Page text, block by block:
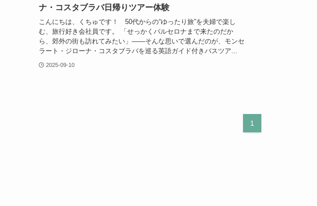
ナ・コスタブラバ日帰りツアー体験
こんにちは、くちゅです！ 50代からの“ゆったり旅”を夫婦で楽し
む、旅行好き会社員です。 「せっかくバルセロナまで来たのだか
ら、郊外の街も訪れてみたい」——そんな思いで選んだのが、モンセ
ラート・ジローナ・コスタブラバを巡る英語ガイド付きバスツア...
2025-09-10
1